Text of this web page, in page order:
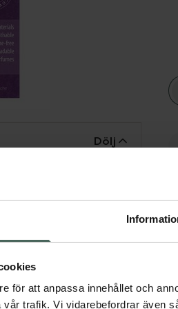
för att anpassa innehållet och
trafik. Vi vidarebefordrar även
Dölj
inkapslad i mjuk,
och håller den torr
Mjukt ekologiskt
absorberande
Skydden är
lätta att ta med.